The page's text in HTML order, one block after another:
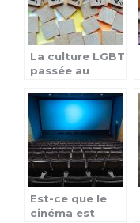
La culture LGBT
passée au
Est-ce que le
cinéma est